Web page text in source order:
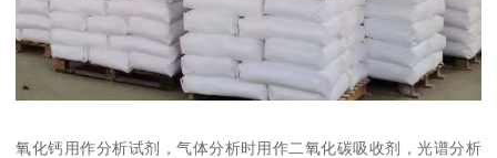
氧化钙用作分析试剂，气体分析时用作二氧化碳吸收剂，光谱分析